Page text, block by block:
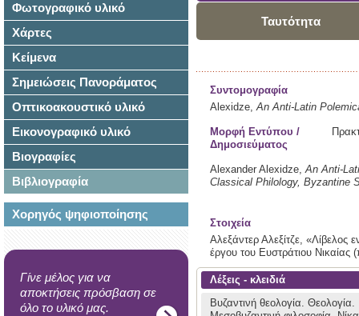
Φωτογραφικό υλικό
Χάρτες
Κείμενα
Σημειώσεις Πανοράματος
Οπτικοακουστικό υλικό
Εικονογραφικό υλικό
Βιογραφίες
Βιβλιογραφία
Χορηγός ψηφιοποίησης
Γίνε μέλος για να
αποκτήσεις πρόσβαση σε
όλο το υλικό μας.
Ταυτότητα
Συντομογραφία
Alexidze,An Anti-Latin
Μορφή Εντύπου /
Δημοσιεύματος
Alexander Alexidze,An Anti-
Classical Philology, Byzantine
Στοιχεία
Αλεξάντερ Αλεξίτζε, «Λίβελος
έργου του Ευστράτιου Νικαίας
Λέξεις - κλειδιά
Βυζαντινή θεολογία. Θεολογία.